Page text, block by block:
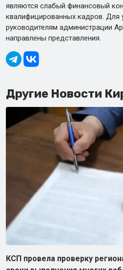
являются слабый финансовый
квалифицированных кадров. Для
руководителям администрации
направлены представления.
Другие Новости
КСП провела проверку